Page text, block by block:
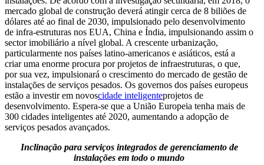
mercado global de construção deverá atingir cerca de 8 biliões de
dólares até ao final de 2030, impulsionado pelo desenvolvimento
de infra-estruturas nos EUA, China e Índia, impulsionando assim o
sector imobiliário a nível global. A crescente urbanização,
particularmente nos países latino-americanos e asiáticos, está a
criar uma enorme procura por projetos de infraestruturas, o que,
por sua vez, impulsionará o crescimento do mercado de gestão de
instalações de serviços pesados. Os governos dos países europeus
estão a investir em novoscidade inteligenteprojetos de
desenvolvimento. Espera-se que a União Europeia tenha mais de
300 cidades inteligentes até 2020, aumentando a adopção de
serviços pesados ​​avançados.
Inclinação para serviços integrados de gerenciamento de
instalações em todo o mundo